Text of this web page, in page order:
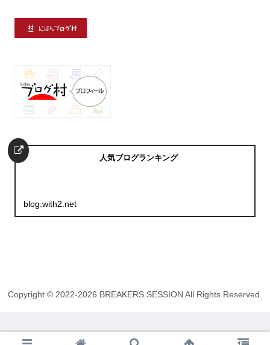
人気ブログランキング
blog.with2.net
Copyright © 2022-2026 BREAKERS SESSION All Rights Reserved.